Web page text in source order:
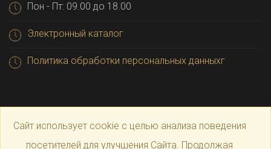
Пон - Пт: 09.00 до 18.00
Электронный каталог
Политика обработки персональных данныхг
Сайт использует cookie с целью анализа поведения
посетителей для улучшения Сайта. Продолжая